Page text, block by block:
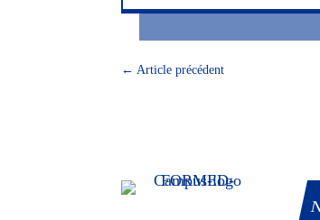
←Article précédent